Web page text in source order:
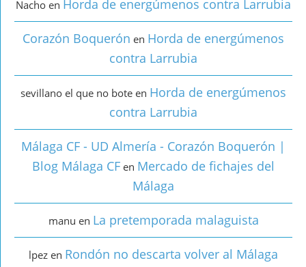
Nacho en Horda de energúmenos contra Larrubia
Corazón Boquerón en Horda de energúmenos
contra Larrubia
sevillano el que no bote en Horda de energúmenos
contra Larrubia
Málaga CF - UD Almería - Corazón Boquerón |
Blog Málaga CF en Mercado de fichajes del
Málaga
manu en La pretemporada malaguista
lpez en Rondón no descarta volver al Málaga